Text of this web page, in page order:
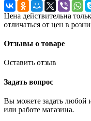
Цена действительна
отличаться от цен в
Отзывы о товаре
Оставить отзыв
Задать вопрос
Вы можете задать любой
или работе магазина.